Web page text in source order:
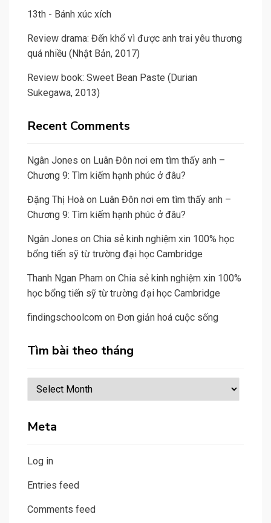
13th - Bánh xúc xích
Review drama: Đến khổ vì được anh trai yêu thương
quá nhiều (Nhật Bản, 2017)
Review book: Sweet Bean Paste (Durian
Sukegawa, 2013)
Recent Comments
Ngân Jones on Luân Đôn nơi em tìm thấy anh –
Chương 9: Tìm kiếm hạnh phúc ở đâu?
Đặng Thị Hoà on Luân Đôn nơi em tìm thấy anh –
Chương 9: Tìm kiếm hạnh phúc ở đâu?
Ngân Jones on Chia sẻ kinh nghiệm xin 100% học
bổng tiến sỹ từ trường đại học Cambridge
Thanh Ngan Pham on Chia sẻ kinh nghiệm xin 100%
học bổng tiến sỹ từ trường đại học Cambridge
findingschoolcom on Đơn giản hoá cuộc sống
Tìm bài theo tháng
Tìm
bài
tháng
Meta
Log in
Entries feed
Comments feed